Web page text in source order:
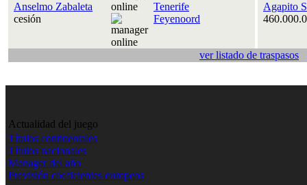
Anselmo Zabaleta
cesión
Tenerife
Feyenoord
Agapito
ver listado de traspasos
Actualidad del juego
Títulos continentales
Títulos nacionales
Manager del año
Previsión coeficientes europeos